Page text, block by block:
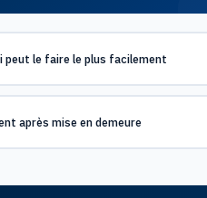
peut le faire le plus facilement
après mise en demeure